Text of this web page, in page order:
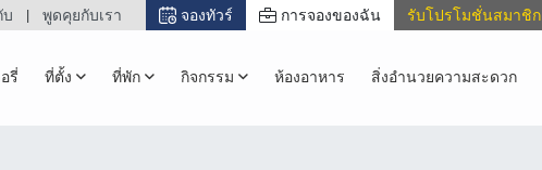
บ พูดคุยกับเรา จองทัวร์ การจองของฉัน รับโปรโมชั่นสมาชิก
รี่ ที่ตั้ง ที่พัก กิจกรรม ห้องอาหาร สิ่งอำนวยความสะดวก